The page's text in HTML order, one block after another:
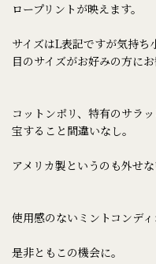
ロープリントが映えます。
サイズはL表記ですが気持ち
目のサイズがお好みの方にお
コットンポリ、特有のサラ
宝すること間違いなし。
アメリカ製というのも外せな
使用感のないミントコンディ
是非ともこの機会に。